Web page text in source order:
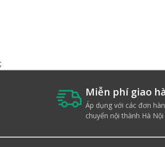
;
Miễn phí giao
Áp dụng với các đơn
chuyển nội thành Hà Nội